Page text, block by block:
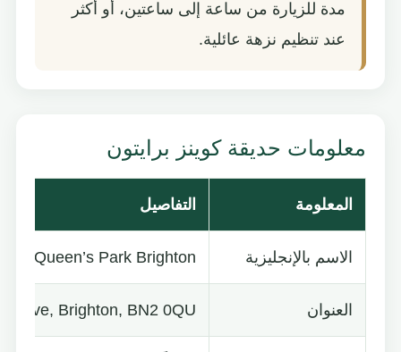
مدة للزيارة من ساعة إلى ساعتين، أو أكثر
عند تنظيم نزهة عائلية.
معلومات حديقة كوينز برايتون
المعلومة التفاصيل
الاسم بالإنجليزية Queen’s Park Brighton
العنوان Drive, Brighton, BN2 0QU